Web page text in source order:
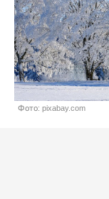
Фото: pixabay.com